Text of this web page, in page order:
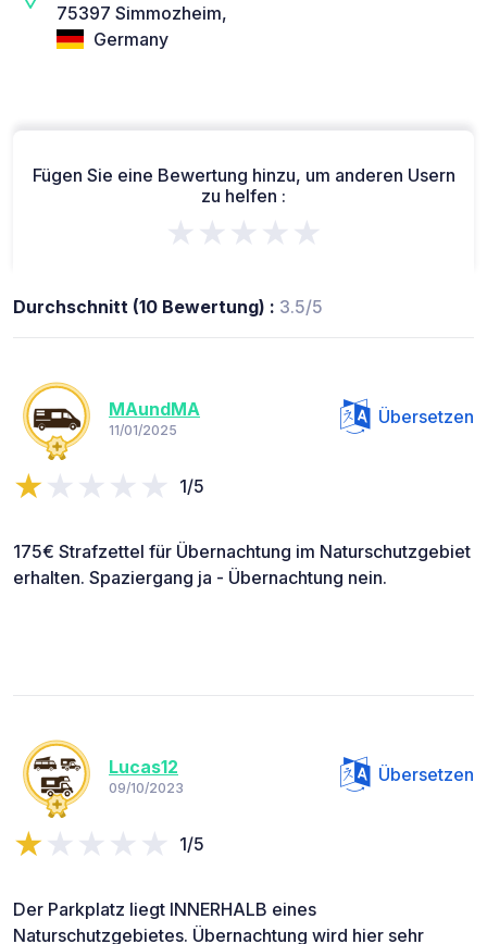
75397 Simmozheim,
Germany
Fügen Sie eine Bewertung hinzu, um anderen Usern
zu helfen :
★★★★★
Durchschnitt (10 Bewertung) : 3.5/5
MAundMA
11/01/2025
Übersetzen
1/5
175€ Strafzettel für Übernachtung im Naturschutzgebiet
erhalten. Spaziergang ja - Übernachtung nein.
Lucas12
09/10/2023
Übersetzen
1/5
Der Parkplatz liegt INNERHALB eines
Naturschutzgebietes. Übernachtung wird hier sehr